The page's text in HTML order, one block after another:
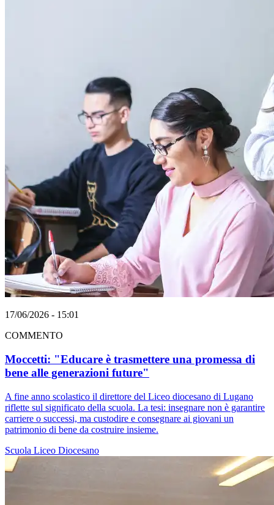
17/06/2026 - 15:01
COMMENTO
Moccetti: "Educare è trasmettere una promessa di
bene alle generazioni future"
A fine anno scolastico il direttore del Liceo diocesano di Lugano
riflette sul significato della scuola. La tesi: insegnare non è garantire
carriere o successi, ma custodire e consegnare ai giovani un
patrimonio di bene da costruire insieme.
Scuola Liceo Diocesano